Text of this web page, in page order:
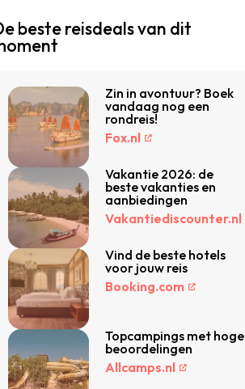
beste reisdeals van dit
Zin in avontuur? Boek
vandaag nog een
rondreis!
Fox.nl
Vakantie 2026: de
beste vakanties en
aanbiedingen
Vakantiediscounter.nl
Vind de beste hotels
voor jouw reis
Booking.com
Topcampings met hoge
beoordelingen
Allcamps.nl